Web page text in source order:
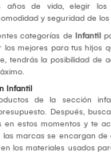
años de vida, elegir los
y seguridad de los
categorías de Infantil
mejores para tus hijos
tendrás la posibilidad de
Infantil
de la sección
Después,
en estos momentos y te
marcas se encargan de
los materiales usados